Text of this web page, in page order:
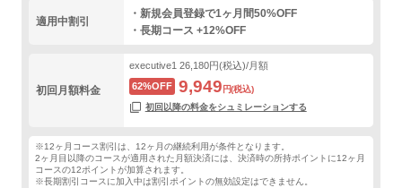
適用中割引
・新規会員登録で1ヶ月間50%OFF
・長期コース +12%OFF
初回月額料金
executive1 26,180円(税込)/月額
62%OFF
9,949 円(税込)
初回以降の料金をシュミレーションする
※12ヶ月コース割引は、12ヶ月の継続利用が条件となります。
2ヶ月目以降のコースが適用された月額決済には、決済時の所持ポイントに12ヶ月
コースの12ポイントが加算されます。
※長期割引コースに加入中は割引ポイントの無効設定はできません。